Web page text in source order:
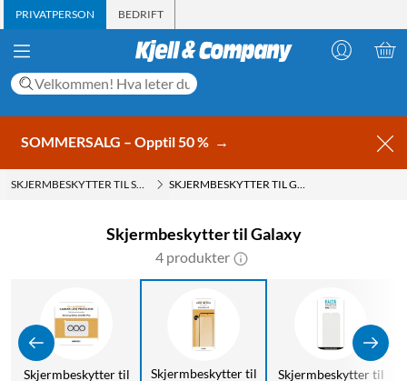
PRIVATPERSON BEDRIFT
SOMMERSALG – Opptil 50 % →
SKJERMBESKYTTER TIL SAMSUNG SKJERMBESKYTTER TIL GALAXY
Skjermbeskytter til Galaxy
4 produkter
Skjermbeskytter til
Skjermbeskytter til
Skjermbeskytter til